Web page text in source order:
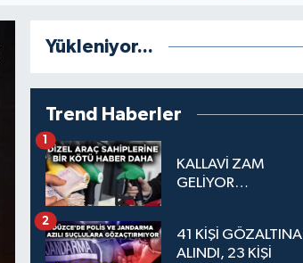
Yükleniyor...
Trend Haberler
KALLAVİ ZAM
GELİYOR…
1
41 KİŞİ GÖZALTINA
ALINDI, 23 KİŞİ
2